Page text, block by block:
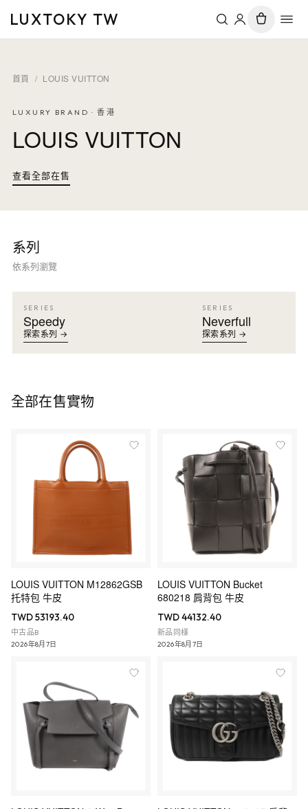
LUXTOKY TW
首頁 / LOUIS VUITTON
LUXURY BRAND · 香港
LOUIS VUITTON
查看全部在售
系列
依系列瀏覽
SERIES
Speedy
探索系列 →
SERIES
Neverfull
探索系列 →
全部在售實物
LOUIS VUITTON M12862GSB
托特包 牛皮
TWD 53193.40
中古品B
2026年8月7日
LOUIS VUITTON Bucket
680218 肩背包 牛皮
TWD 44132.40
新品同様
2026年8月7日